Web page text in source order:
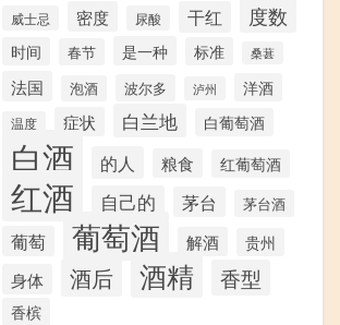
威士忌
密度 尿酸 干红 度数
时间 春节 是一种 标准 桑葚
法国 泡酒 波尔多 泸州 洋酒
温度 症状 白兰地 白葡萄酒
白酒 的人 粮食 红葡萄酒
红酒 自己的 茅台 茅台酒
葡萄 葡萄酒 解酒 贵州
身体 酒后 酒精 香型
香槟